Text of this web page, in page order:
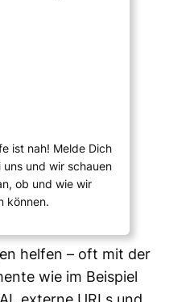
ist nah! Melde Dich
und wir schauen
ob und wie wir
können.
helfen – oft mit der
wie im Beispiel